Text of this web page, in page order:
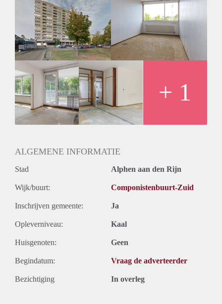
Huurtoeslag grens: Nee
Geschikt voor studenten: Afhankelijk van de Eigenaar
+ 1
ALGEMENE INFORMATIE
Stad Alphen aan den Rijn
Wijk/buurt: Componistenbuurt-Zuid
Inschrijven gemeente: Ja
Opleverniveau: Kaal
Huisgenoten: Geen
Begindatum: Vraag de adverteerder
Bezichtiging In overleg